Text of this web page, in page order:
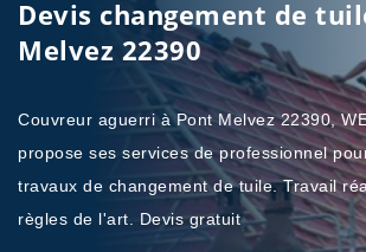
Devis changement de
Melvez 22390
Couvreur aguerri à Pont Melvez 22390,
propose ses services de professionnel
travaux de changement de tuile. Travail
règles de l'art. Devis gratuit